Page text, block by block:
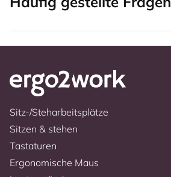
Sitz-/Steharbeitsplätze
Sitzen & stehen
Tastaturen
Ergonomische Maus